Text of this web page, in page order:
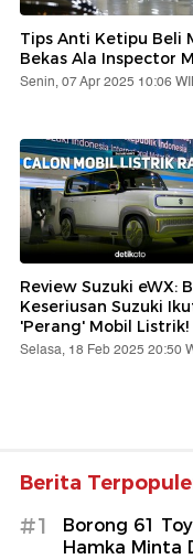
Tips Anti Ketipu Beli
Bekas Ala Inspector
Senin, 07 Apr 2025 10:06
Review Suzuki eWX:
Keseriusan Suzuki
'Perang' Mobil Listrik!
Selasa, 18 Feb 2025 20:50
Berita
#1
Borong 61
Hamka Minta